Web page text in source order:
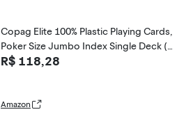
Copag Elite 100% Plastic Playing Cards,
Poker Size Jumbo Index Single Deck (P
urple)
R$ 118,28
Amazon